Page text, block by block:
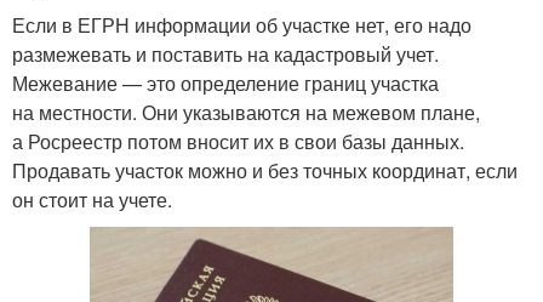
Если в ЕГРН информации об участке нет, его надо
размежевать и поставить на кадастровый учет.
Межевание — это определение границ участка
на местности. Они указываются на межевом плане,
а Росреестр потом вносит их в свои базы данных.
Продавать участок можно и без точных координат, если
он стоит на учете.